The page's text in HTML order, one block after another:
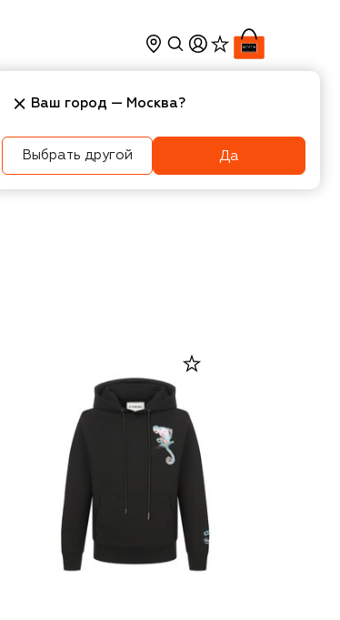
Косметика Интерьер
Ваш город — Москва?
Выбрать другой Да